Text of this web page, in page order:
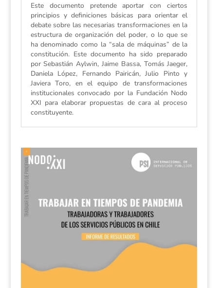
Este documento pretende aportar con ciertos
principios y definiciones básicas para orientar el
debate sobre las necesarias transformaciones en la
estructura de organización del poder, o lo que se
ha denominado como la “sala de máquinas” de la
constitución. Este documento ha sido preparado
por Sebastián Aylwin, Jaime Bassa, Tomás Jaeger,
Daniela López, Fernando Pairicán, Julio Pinto y
Javiera Toro, en el equipo de transformaciones
institucionales convocado por la Fundación Nodo
XXI para elaborar propuestas de cara al proceso
constituyente.